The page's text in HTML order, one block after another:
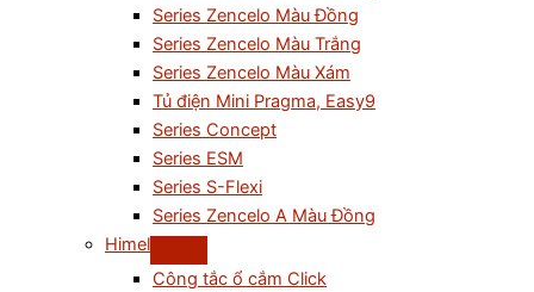
Series Zencelo Màu Đồng
Series Zencelo Màu Trắng
Series Zencelo Màu Xám
Tủ điện Mini Pragma, Easy9
Series Concept
Series ESM
Series S-Flexi
Series Zencelo A Màu Đồng
Himel
Công tắc ổ cắm Click